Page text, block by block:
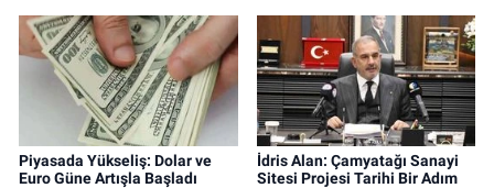
Piyasada Yükseliş: Dolar ve
Euro Güne Artışla Başladı
İdris Alan: Çamyatağı Sanayi
Sitesi Projesi Tarihi Bir Adım